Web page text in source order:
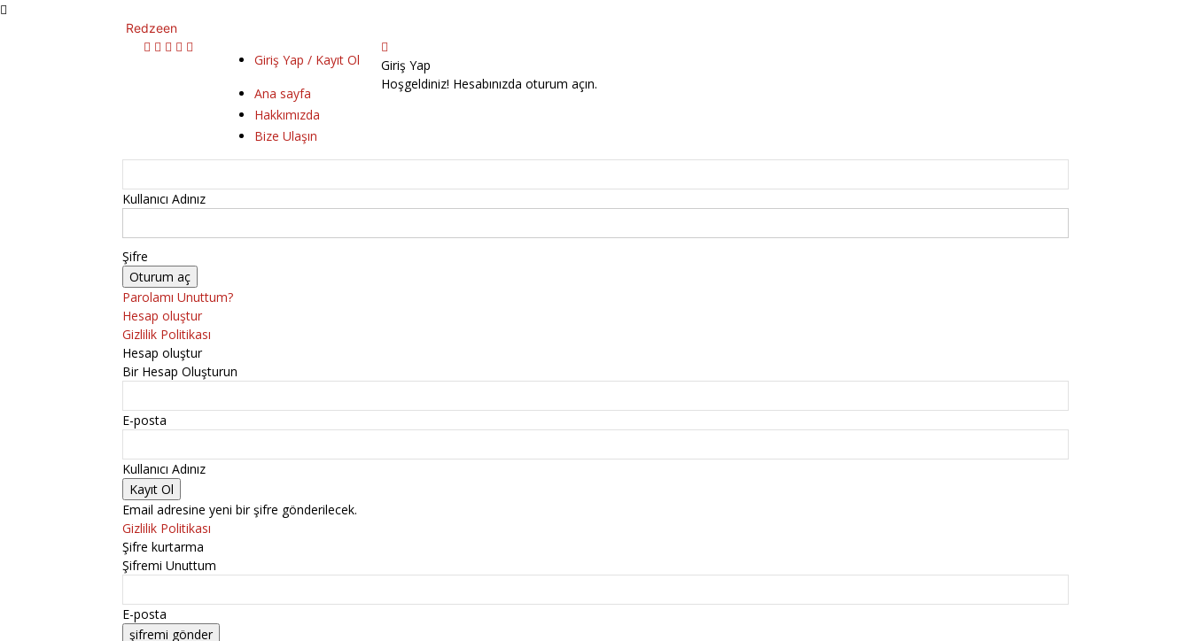
Redzeen
Giriş Yap / Kayıt Ol
Ana sayfa
Hakkımızda
Bize Ulaşın
Giriş Yap
Hoşgeldiniz! Hesabınızda oturum açın.
Kullanıcı Adınız
Şifre
Parolamı Unuttum?
Hesap oluştur
Gizlilik Politikası
Hesap oluştur
Bir Hesap Oluşturun
E-posta
Kullanıcı Adınız
Email adresine yeni bir şifre gönderilecek.
Gizlilik Politikası
Şifre kurtarma
Şifremi Unuttum
E-posta